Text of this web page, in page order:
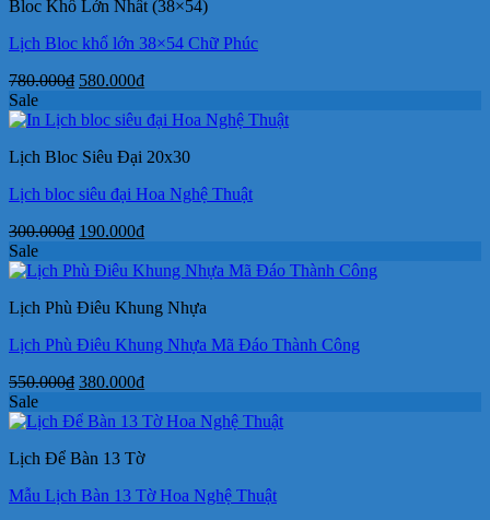
29.000₫.
Bloc Khổ Lớn Nhất (38×54)
Lịch Bloc khổ lớn 38×54 Chữ Phúc
780.000₫ Giá
là:
580.000₫Giá
tại
580.000₫.
Sale
Lịch Bloc Siêu Đại 20x30
Lịch bloc siêu đại Hoa Nghệ Thuật
300.000₫ Giá
là:
190.000₫Giá
tại
190.000₫.
Sale
Lịch Phù Điêu Khung Nhựa
Lịch Phù Điêu Khung Nhựa Mã Đáo Thành Công
550.000₫ Giá
là:
380.000₫Giá
tại
380.000₫.
Sale
Lịch Để Bàn 13 Tờ
Mẫu Lịch Bàn 13 Tờ Hoa Nghệ Thuật